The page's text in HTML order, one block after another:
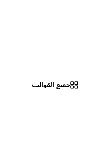
جميع القوالب